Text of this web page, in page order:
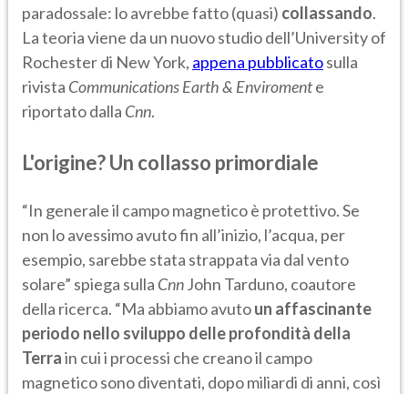
paradossale: lo avrebbe fatto (quasi) collassando.
La teoria viene da un nuovo studio dell’University of
Rochester di New York, appena pubblicatosulla
rivista Communications Earth & Enviromente
riportato dalla Cnn.
L'origine? Un collasso primordiale
“In generale il campo magnetico è protettivo. Se
non lo avessimo avuto fin all’inizio, l’acqua, per
esempio, sarebbe stata strappata via dal vento
solare” spiega sulla CnnJohn Tarduno, coautore
della ricerca. “Ma abbiamo avutoun affascinante
periodo nello sviluppo delle profondità della
Terrain cui i processi che creano il campo
magnetico sono diventati, dopo miliardi di anni, così